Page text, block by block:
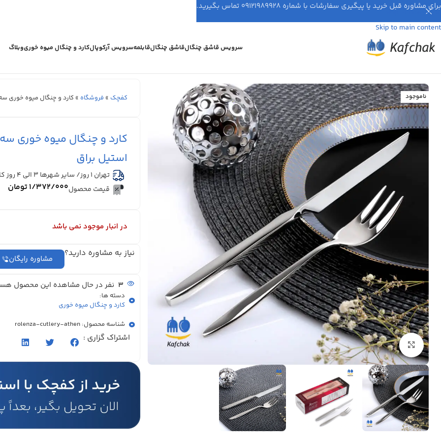
Skip to navigation
Skip to main content
سرویس قاشق چنگالقاشق چنگالقابلمهسرویس آرکوپالکارد و چنگال میوه خوریوبلاگ
ناموجود
بزرگنمایی تصویر
کفچک » فروشگاه » کارد و چنگال میوه خوری
کارد و چنگال میوه خوری
استیل براق
تهران 1 روز/ سایر شهرها ۳ الی ۴ روز کاری
قیمت محصول۱/۳۷۲/۰۰۰ تومان
در انبار موجود نمی باشد
نیاز به مشاوره دارید؟ مشاوره رایگان
3 نفر در حال مشاهده این محصول
دسته ها:
کارد و چنگال میوه خوری
شناسه محصول: rolenza-cutlery-athen
اشتراک گزاری :
برای مشاوره قبل خرید یا پیگیری سفارشات با شماره ۰۹۱۲۱۹۸۹۹۲۸ تماس بگیرید.